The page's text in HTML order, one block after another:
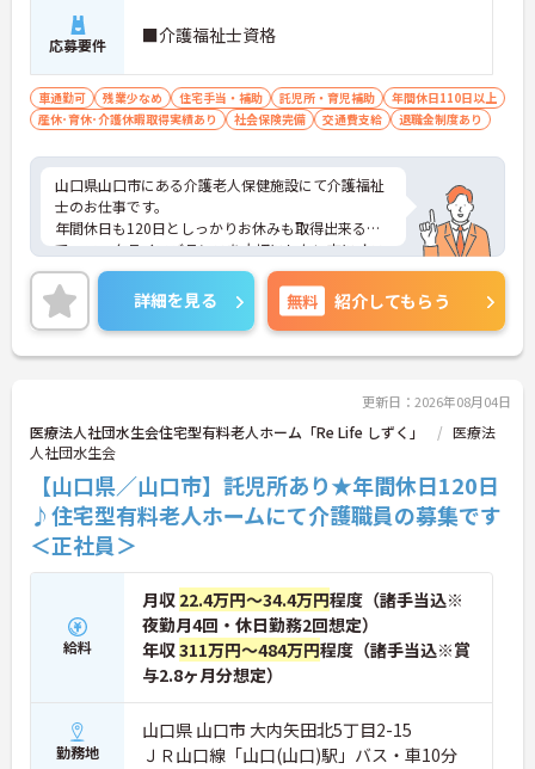
応募要件 ■介護福祉士資格
車通勤可 残業少なめ 住宅手当・補助 託児所・育児補助
年間休日110日以上
産休･育休･介護休暇取得実績あり
社会保険完備 交通費支給 退職金制度あり
山口県山口市にある介護老人保健施設にて介護福祉
士のお仕事です。
年間休日も120日としっかりお休みも取得出来るの
で、ワークライフバランスを大切にしたい方にオス
スメです◎
ご興味ある方には、面接対策ポイントなど、さらに
詳細をお話しいたしますのでお気軽にご相談くださ
い。
詳細を見る 無料 紹介してもらう
更新日：2026年08月04日
医療法人社団水生会住宅型有料老人ホーム「Re Life しずく」
医療法
人社団水生会
【山口県／山口市】託児所あり★年間休日120日
♪住宅型有料老人ホームにて介護職員の募集です
＜正社員＞
給料
月収 22.4万円～34.4万円程度（諸手当込※
夜勤月4回・休日勤務2回想定）
年収311万円～484万円程度（諸手当込※賞
与2.8ヶ月分想定）
勤務地
山口県 山口市 大内矢田北5丁目2-15
ＪＲ山口線「山口(山口)駅」バス・車10分